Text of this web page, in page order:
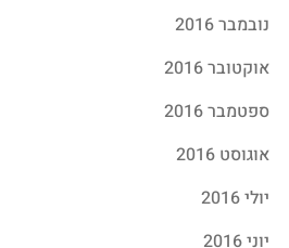
נובמבר 2016
אוקטובר 2016
ספטמבר 2016
אוגוסט 2016
יולי 2016
יוני 2016